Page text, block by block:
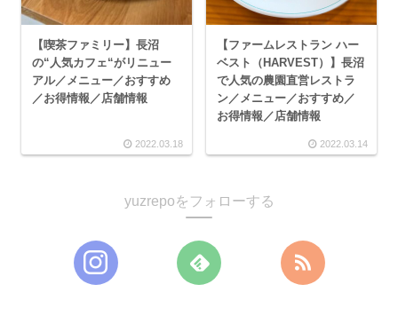
【喫茶ファミリー】長沼
の“人気カフェ“がリニュー
アル／メニュー／おすすめ
／お得情報／店舗情報
2022.03.18
【ファームレストラン ハー
ベスト（HARVEST）】長沼
で人気の農園直営レストラ
ン／メニュー／おすすめ／
お得情報／店舗情報
2022.03.14
yuzrepoをフォローする